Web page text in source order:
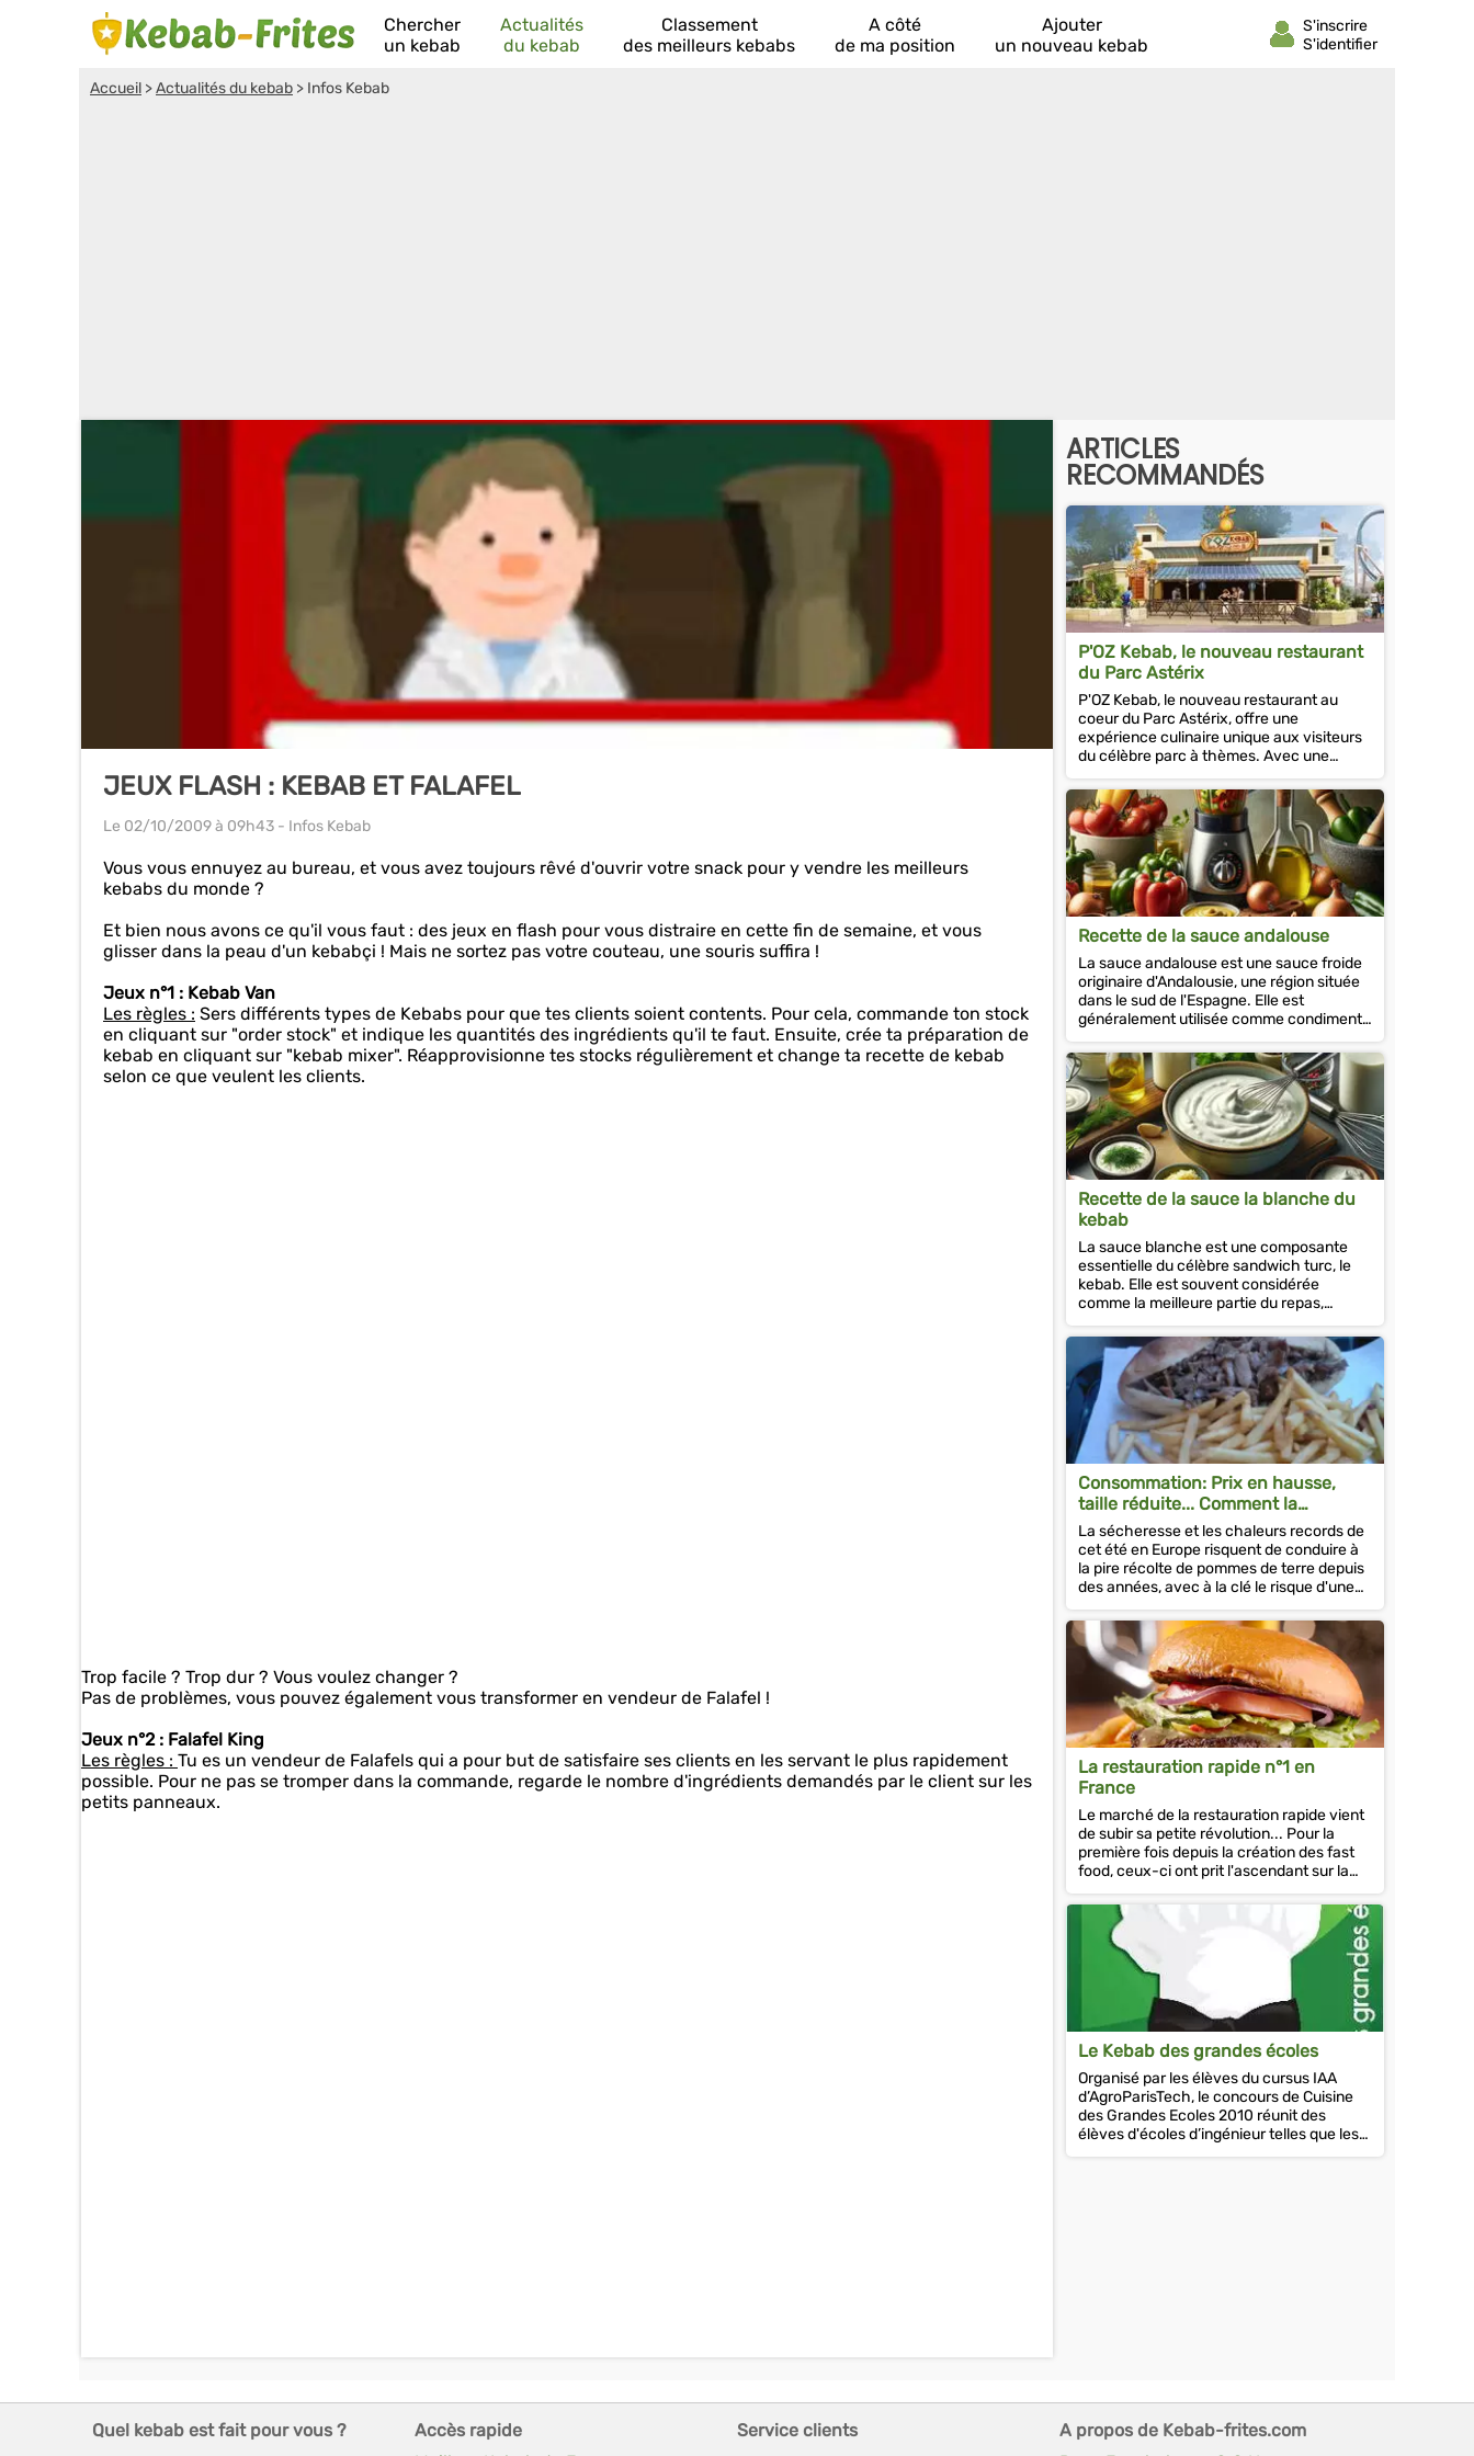
Chercher
un kebab
Actualités
du kebab
Classement
des meilleurs kebabs
A côté
de ma position
Ajouter
un nouveau kebab
Accueil >Actualités du kebab > Infos Kebab
JEUX FLASH : KEBAB ET FALAFEL
Le 02/10/2009à 09h43 - Infos Kebab
Vous vous ennuyez au bureau, et vous avez toujours rêvé d'ouvrir votre snack pour y vendre les meilleurs
kebabs du monde ?
Et bien nous avons ce qu'il vous faut : des jeux en flash pour vous distraire en cette fin de semaine, et vous
glisser dans la peau d'un kebabçi ! Mais ne sortez pas votre couteau, une souris suffira !
Jeux n°1 : Kebab Van
Les règles : Sers différents types de Kebabs pour que tes clients soient contents. Pour cela, commande ton stock
en cliquant sur "order stock" et indique les quantités des ingrédients qu'il te faut. Ensuite, crée ta préparation de
kebab en cliquant sur "kebab mixer". Réapprovisionne tes stocks régulièrement et change ta recette de kebab
selon ce que veulent les clients.
Trop facile ? Trop dur ? Vous voulez changer ?
Pas de problèmes, vous pouvez également vous transformer en vendeur de Falafel !
Jeux n°2 : Falafel King
Les règles : Tu es un vendeur de Falafels qui a pour but de satisfaire ses clients en les servant le plus rapidement
possible. Pour ne pas se tromper dans la commande, regarde le nombre d'ingrédients demandés par le client sur les
petits panneaux.
ARTICLES
RECOMMANDÉS
P'OZ Kebab, le nouveau restaurant
du Parc Astérix
P'OZ Kebab, le nouveau restaurant au
coeur du Parc Astérix, offre une
expérience culinaire unique aux visiteurs
du célèbre parc à thèmes. Avec une
ouverture prévue en 2024, le restaurant
est...
Recette de la sauce andalouse
La sauce andalouse est une sauce froide
originaire d'Andalousie, une région située
dans le sud de l'Espagne. Elle est
généralement utilisée comme condiment
pour les fruits de mer, les viandes...
Recette de la sauce la blanche du
kebab
La sauce blanche est une composante
essentielle du célèbre sandwich turc, le
kebab. Elle est souvent considérée
comme la meilleure partie du repas,
offrant une touche rafraîchissante et...
Consommation: Prix en hausse,
taille réduite... Comment la
sécheresse va impacter l'économie
de la frite
La sécheresse et les chaleurs records de
cet été en Europe risquent de conduire à
la pire récolte de pommes de terre depuis
des années, avec à la clé le risque d'une
hausse des coûts des...
La restauration rapide n°1 en
France
Le marché de la restauration rapide vient
de subir sa petite révolution... Pour la
première fois depuis la création des fast
food, ceux-ci ont prit l'ascendant sur la
restauration dite...
Le Kebab des grandes écoles
Organisé par les élèves du cursus IAA
d’AgroParisTech, le concours de Cuisine
des Grandes Ecoles 2010 réunit des
élèves d'écoles d’ingénieur telles que les
Mines, Centrale,...
Quel kebab est fait pour vous ?
Accès rapide
Service clients
A propos de Kebab-frites.com